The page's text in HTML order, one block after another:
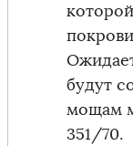
будут
мощам
351/70.